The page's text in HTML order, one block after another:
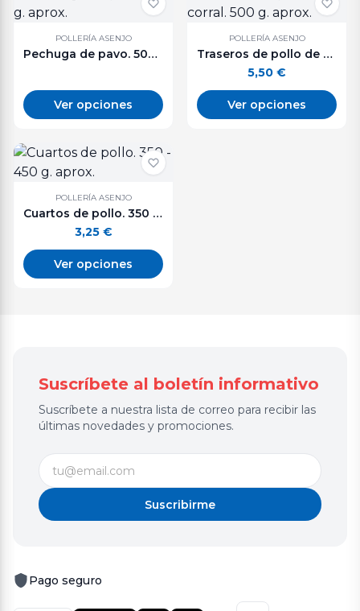
POLLERÍA ASENJO
Pechuga de pavo. 500 g. aprox.
Ver opciones
POLLERÍA ASENJO
Traseros de pollo de corral. 500 g. aprox.
5,50 €
Ver opciones
POLLERÍA ASENJO
Cuartos de pollo. 350 - 450 g. aprox.
3,25 €
Ver opciones
Suscríbete al boletín informativo
Suscríbete a nuestra lista de correo para recibir las
últimas novedades y promociones.
Suscribirme
Pago seguro